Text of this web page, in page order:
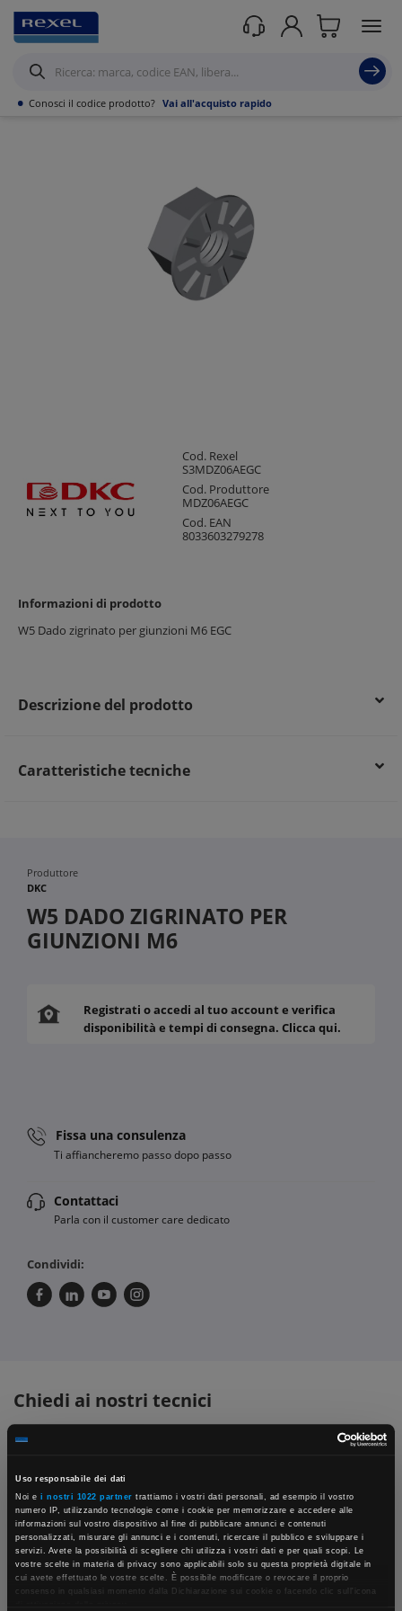
Uso responsabile dei dati
Noi ei nostri 1022 partner trattiamo i vostri dati personali, ad esempio il vostro
numero IP, utilizzando tecnologie come i cookie per memorizzare e accedere alle
informazioni sul vostro dispositivo al fine di pubblicare annunci e contenuti
personalizzati, misurare gli annunci e i contenuti, ricercare il pubblico e sviluppare i
servizi. Avete la possibilità di scegliere chi utilizza i vostri dati e per quali scopi. Le
vostre scelte in materia di privacy sono applicabili solo su questa proprietà digitale in
cui avete effettuato le vostre scelte. È possibile modificare o revocare il proprio
consenso in qualsiasi momento dalla Dichiarazione sui cookie o facendo clic sull'icona
• Conosci il codice prodotto? Vai all'acquisto rapido
×
Prodotti /Canalizzazioni
Cod. Rexel
S3MDZ06AEGC
Cod. Produttore
MDZ06AEGC
Cod. EAN
8033603279278
Informazioni di prodotto
W5 Dado zigrinato per giunzioni M6 EGC
Descrizione del prodotto
Caratteristiche tecniche
Produttore
DKC
W5 DADO ZIGRINATO PER
GIUNZIONI M6
Registrati o accedi al tuo account e verifica
disponibilità e tempi di consegna. Clicca qui.
Fissa una consulenza
Ti affiancheremo passo dopo passo
Contattaci
Parla con il customer care dedicato
Condividi:
Chiedi ai nostri tecnici
Contattaci
Parla con il customer care dedicato
Fissa una consulenza
Ti affiancheremo passo dopo passo